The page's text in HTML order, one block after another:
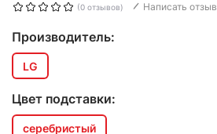
(0 отзывов) Написать отзыв
Производитель:
LG
Цвет подставки:
серебристый